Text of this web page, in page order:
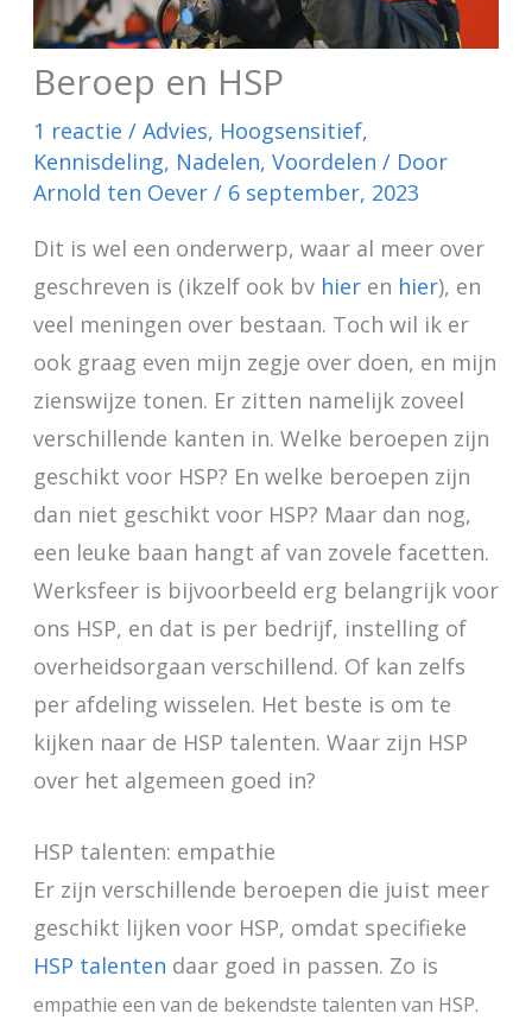
Beroep en HSP
1 reactie / Advies, Hoogsensitief,
Kennisdeling, Nadelen, Voordelen / Door
Arnold ten Oever / 6 september, 2023
Dit is wel een onderwerp, waar al meer over
geschreven is (ikzelf ook bv hieren hier), en
veel meningen over bestaan. Toch wil ik er
ook graag even mijn zegje over doen, en mijn
zienswijze tonen. Er zitten namelijk zoveel
verschillende kanten in. Welke beroepen zijn
geschikt voor HSP? En welke beroepen zijn
dan niet geschikt voor HSP? Maar dan nog,
een leuke baan hangt af van zovele facetten.
Werksfeer is bijvoorbeeld erg belangrijk voor
ons HSP, en dat is per bedrijf, instelling of
overheidsorgaan verschillend. Of kan zelfs
per afdeling wisselen. Het beste is om te
kijken naar de HSP talenten. Waar zijn HSP
over het algemeen goed in?
HSP talenten: empathie
Er zijn verschillende beroepen die juist meer
geschikt lijken voor HSP, omdat specifieke
HSP talenten daar goed in passen. Zo is
empathie een van de bekendste talenten van HSP.